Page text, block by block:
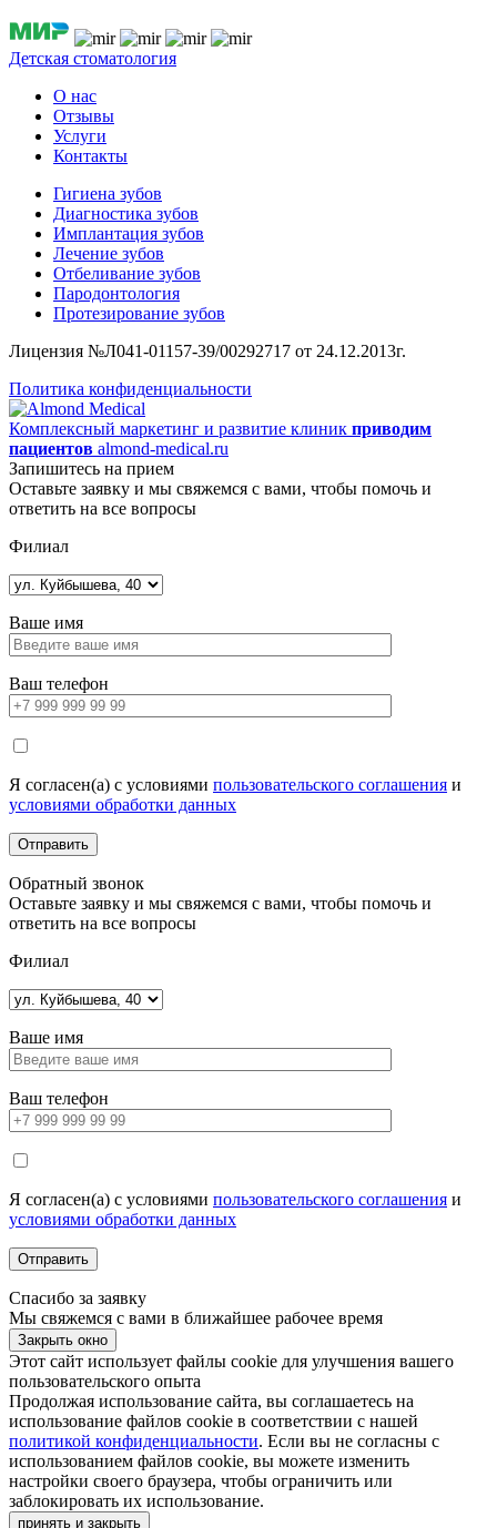
Детская стоматология
О нас
Отзывы
Услуги
Контакты
Гигиена зубов
Диагностика зубов
Имплантация зубов
Лечение зубов
Отбеливание зубов
Пародонтология
Протезирование зубов
Лицензия №Л041-01157-39/00292717 от 24.12.2013г.
Политика конфиденциальности
Комплексный маркетинг и развитие клиник приводим
пациентов almond-medical.ru
Запишитесь на прием
Оставьте заявку и мы свяжемся с вами, чтобы помочь и
ответить на все вопросы
Филиал
Ваше имя
Ваш телефон
Я согласен(а) с условиями пользовательского соглашения и
условиями обработки данных
Обратный звонок
Оставьте заявку и мы свяжемся с вами, чтобы помочь и
ответить на все вопросы
Филиал
Ваше имя
Ваш телефон
Я согласен(а) с условиями пользовательского соглашения и
условиями обработки данных
Спасибо за заявку
Мы свяжемся с вами в ближайшее рабочее время
Закрыть окно
Этот сайт использует файлы cookie для улучшения вашего
пользовательского опыта
Продолжая использование сайта, вы соглашаетесь на
использование файлов cookie в соответствии с нашей
политикой конфиденциальности. Если вы не согласны с
использованием файлов cookie, вы можете изменить
настройки своего браузера, чтобы ограничить или
заблокировать их использование.
принять и закрыть